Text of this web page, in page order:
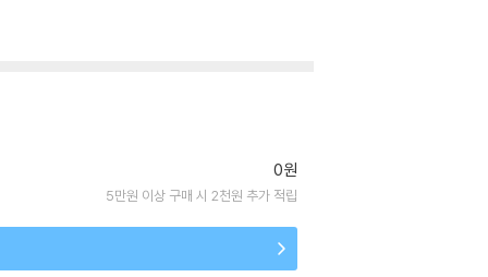
0원
5만원 이상 구매 시 2천원 추가 적립